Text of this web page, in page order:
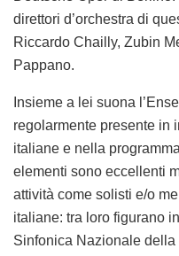
direttori d’orchestra di
Riccardo Chailly, Zubin
Pappano.
Insieme a lei suona
regolarmente presente in
italiane e nella
elementi sono eccellenti
attività come solisti e/o
italiane: tra loro figurano
Sinfonica Nazionale della